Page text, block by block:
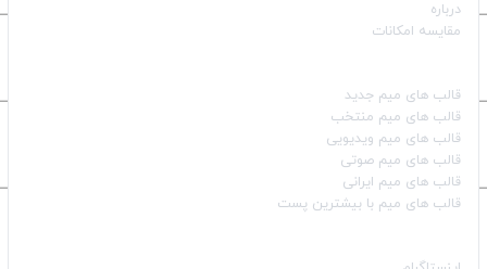
درباره
مقایسه امکانات
قالب‌ های میم جدید
قالب‌ های میم منتخب
قالب‌ های میم ویدیویی
قالب‌ های میم صوتی
قالب‌ های میم ایرانی
قالب‌ های میم با بیشترین پست